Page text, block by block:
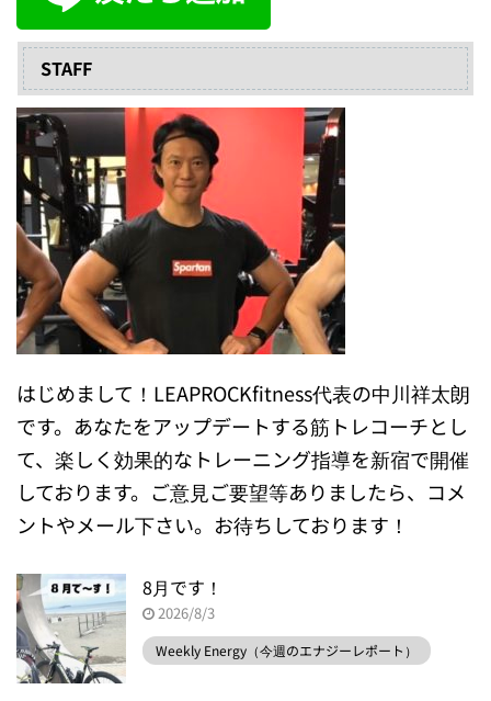
STAFF
はじめまして！LEAPROCKfitness代表の中川祥太朗
です。あなたをアップデートする筋トレコーチとし
て、楽しく効果的なトレーニング指導を新宿で開催
しております。ご意見ご要望等ありましたら、コメ
ントやメール下さい。お待ちしております！
8月です！
2026/8/3
Weekly Energy（今週のエナジーレポート）